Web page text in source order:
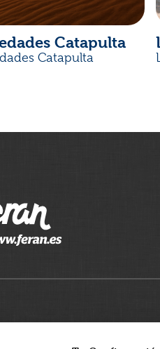
Catapulta
Catapulta